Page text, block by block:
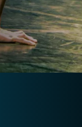
LUX
jaar/
E: